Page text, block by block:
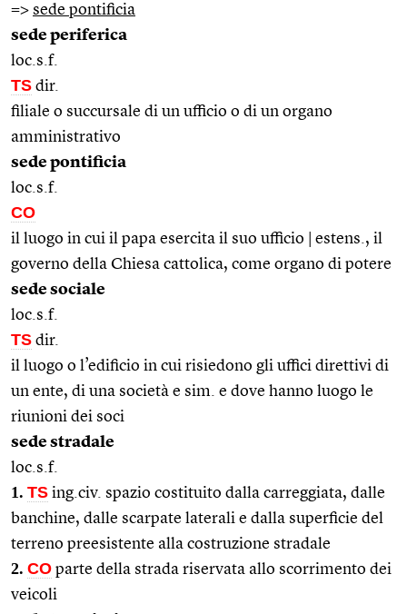
=> sede pontificia
sede periferica
loc.s.f.
TS dir.
filiale o succursale di un ufficio o di un organo
amministrativo
sede pontificia
loc.s.f.
CO
il luogo in cui il papa esercita il suo ufficio | estens., il
governo della Chiesa cattolica, come organo di potere
sede sociale
loc.s.f.
TS dir.
il luogo o l’edificio in cui risiedono gli uffici direttivi di
un ente, di una società e sim. e dove hanno luogo le
riunioni dei soci
sede stradale
loc.s.f.
1. TS ing.civ. spazio costituito dalla carreggiata, dalle
banchine, dalle scarpate laterali e dalla superficie del
terreno preesistente alla costruzione stradale
2. CO parte della strada riservata allo scorrimento dei
veicoli